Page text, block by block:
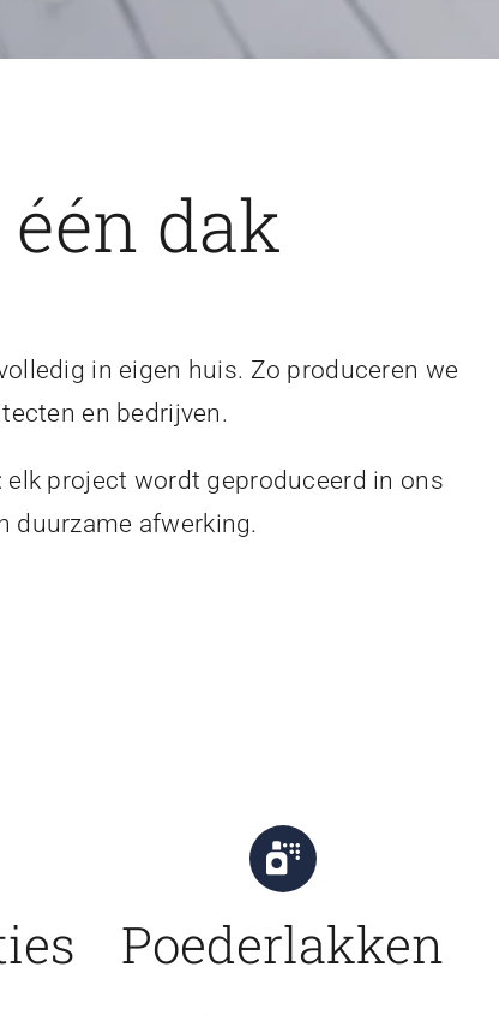
dak
in eigen huis. Zo produceren we
en bedrijven.
project wordt geproduceerd in ons
duurzame afwerking.
Poederlakken